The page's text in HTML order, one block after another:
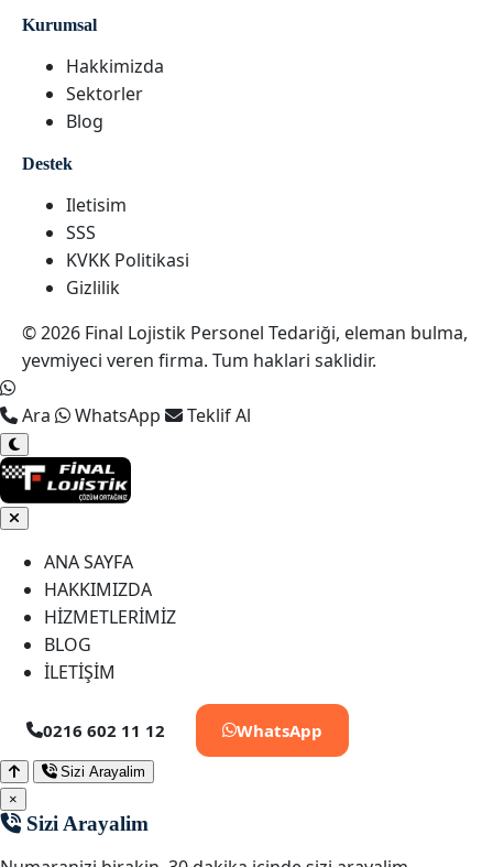
Kurumsal
Hakkimizda
Sektorler
Blog
Destek
Iletisim
SSS
KVKK Politikasi
Gizlilik
© 2026 Final Lojistik Personel Tedariği, eleman bulma,
yevmiyeci veren firma. Tum haklari saklidir.
Ara WhatsApp Teklif Al
ANA SAYFA
HAKKIMIZDA
HİZMETLERİMİZ
BLOG
İLETİŞİM
0216 602 11 12 WhatsApp
Sizi Arayalim
×
Sizi Arayalim